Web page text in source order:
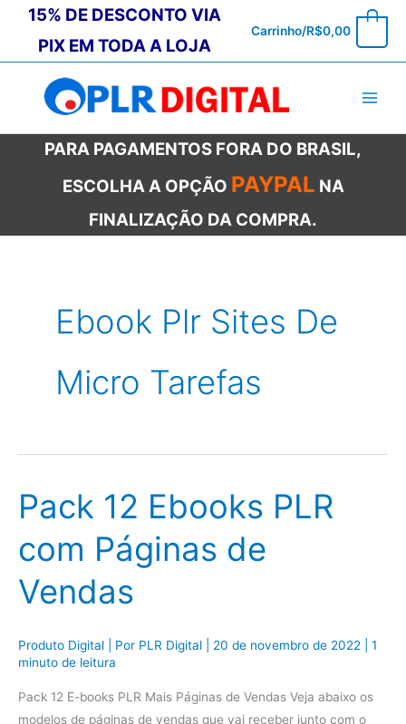
conteúdo
15% DE DESCONTO VIA
PIX EM TODA A LOJA
Carrinho/R$0,00
PARA PAGAMENTOS FORA DO BRASIL,
ESCOLHA A OPÇÃO PAYPAL NA
FINALIZAÇÃO DA COMPRA.
Ebook Plr Sites De
Micro Tarefas
Pack 12 Ebooks PLR
com Páginas de
Vendas
Produto Digital | Por PLR Digital 20 de novembro de 2022
1
minuto de leitura
Pack 12 E-books PLR Mais Páginas de Vendas Veja abaixo os
modelos de páginas de vendas que vai receber junto com o